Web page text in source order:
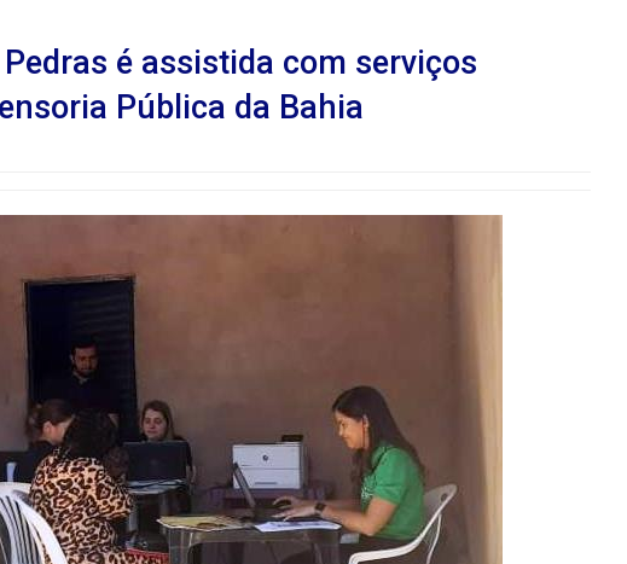
é assistida com serviços
Pública da Bahia